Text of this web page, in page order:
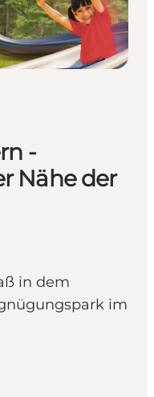
-
Nähe der
in dem
im